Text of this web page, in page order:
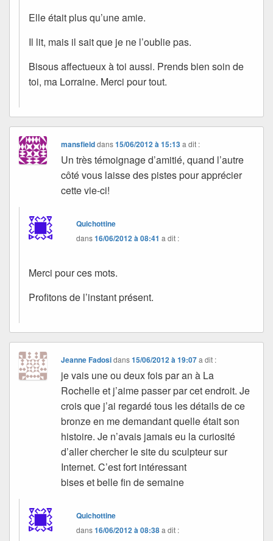
Elle était plus qu’une amie.
Il lit, mais il sait que je ne l’oublie pas.
Bisous affectueux à toi aussi. Prends bien soin de
toi, ma Lorraine. Merci pour tout.
mansfielddans15/06/2012 à 15:13 a dit :
Un très témoignage d’amitié, quand l’autre
côté vous laisse des pistes pour apprécier
cette vie-ci!
Quichottine
dans16/06/2012 à 08:41 a dit :
Merci pour ces mots.
Profitons de l’instant présent.
Jeanne Fadosidans15/06/2012 à 19:07 a dit :
je vais une ou deux fois par an à La
Rochelle et j’aime passer par cet endroit. Je
crois que j’ai regardé tous les détails de ce
bronze en me demandant quelle était son
histoire. Je n’avais jamais eu la curiosité
d’aller chercher le site du sculpteur sur
Internet. C’est fort intéressant
bises et belle fin de semaine
Quichottine
dans16/06/2012 à 08:38a dit :